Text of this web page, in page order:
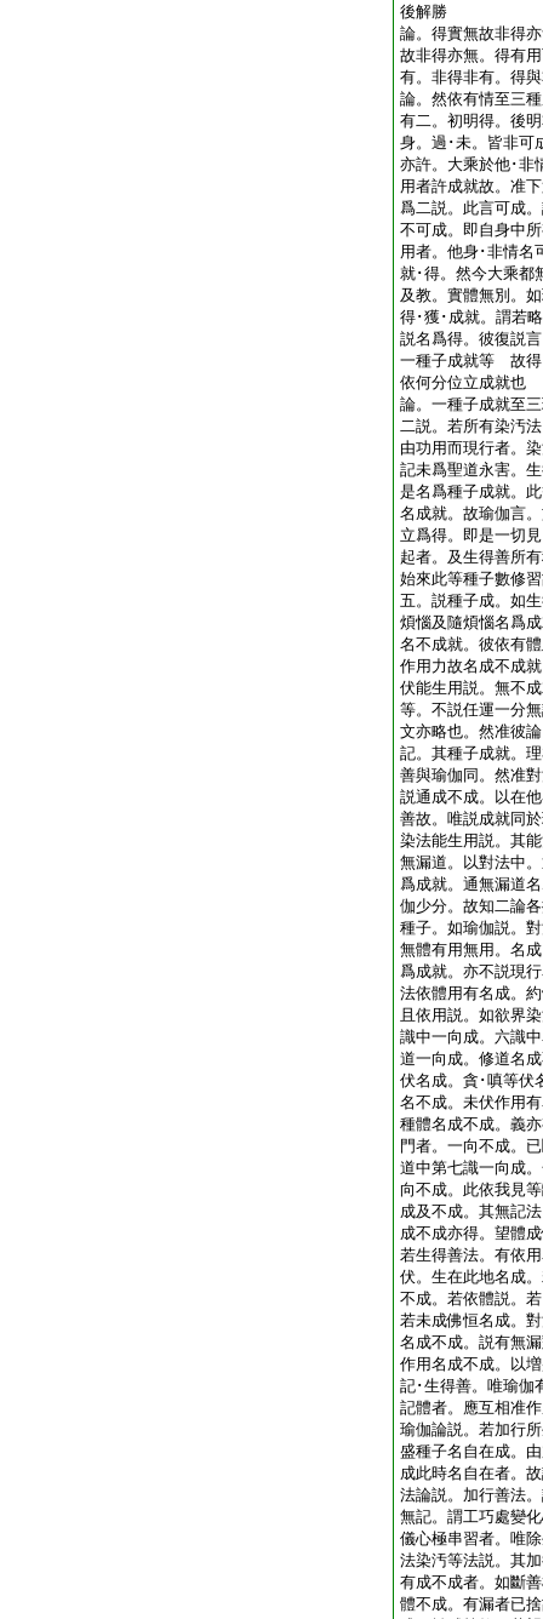
後解勝
論。得實無故非得
故非得亦無。得有
有。非得非有。得
論。然依有情至三
有二。初明得。後
身。過･未。皆非可
亦許。大乘於他･非
用者許成就故。准
爲二説。此言可成
不可成。即自身中
用者。他身･非情名
就･得。然今大乘都
及教。實體無別。
得･獲･成就。謂若
説名爲得。彼復説
一種子成就等 故
依何分位立成就也
論。一種子成就至
二説。若所有染汚
由功用而現行者。
記未爲聖道永害。
是名爲種子成就。
名成就。故瑜伽言
立爲得。即是一切
起者。及生得善所
始來此等種子數修
五。説種子成。如
煩惱及隨煩惱名爲
名不成就。彼依有
作用力故名成不成
伏能生用説。無不
等。不説任運一分
文亦略也。然准彼
記。其種子成就。
善與瑜伽同。然准
説通成不成。以在
善故。唯説成就同
染法能生用説。其
無漏道。以對法中
爲成就。通無漏道
伽少分。故知二論
種子。如瑜伽説。
無體有用無用。名
爲成就。亦不説現
法依體用有名成。
且依用説。如欲界
識中一向成。六識
道一向成。修道名
伏名成。貪･嗔等伏
名不成。未伏作用
種體名成不成。義
門者。一向不成。
道中第七識一向成
向不成。此依我見
成及不成。其無記
成不成亦得。望體
若生得善法。有依
伏。生在此地名成
不成。若依體説。
若未成佛恒名成。
名成不成。説有無
作用名成不成。以
記･生得善。唯瑜伽
記體者。應互相准
瑜伽論説。若加行
盛種子名自在成。
成此時名自在者。
法論説。加行善法
無記。謂工巧處變
儀心極串習者。唯
法染汚等法説。其
有成不成者。如斷
體不成。有漏者已